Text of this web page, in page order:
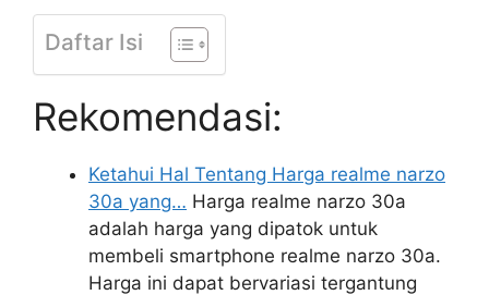
Daftar Isi
Rekomendasi:
Ketahui Hal Tentang Harga realme narzo
30a yang… Harga realme narzo 30a
adalah harga yang dipatok untuk
membeli smartphone realme narzo 30a.
Harga ini dapat bervariasi tergantung